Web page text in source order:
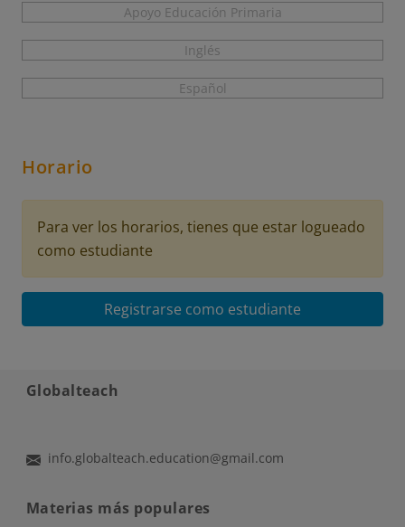
Apoyo Educación Primaria
Inglés
Español
Horario
Para ver los horarios, tienes que estar logueado
como estudiante
Registrarse como estudiante
Globalteach
info.globalteach.education@gmail.com
Materias más populares